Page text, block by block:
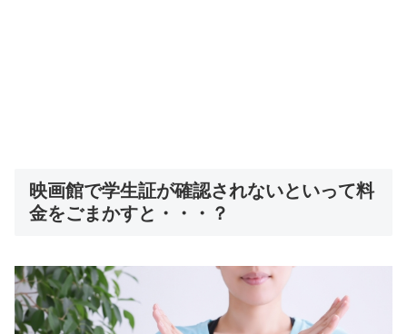
映画館で学生証が確認されないといって料
金をごまかすと・・・？